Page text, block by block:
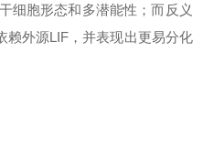
细胞形态和多潜能性；而反义
赖外源LIF，并表现出更易分化